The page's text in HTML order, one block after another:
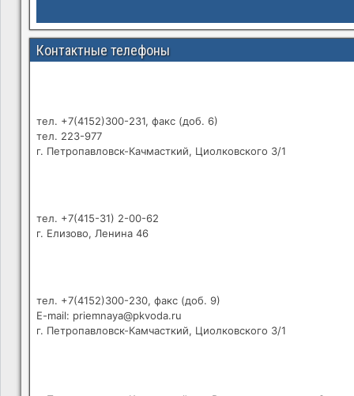
Контактные телефоны
тел. +7(4152)300-231, факс (доб. 6)
тел. 223-977
г. Петропавловск-Качмасткий, Циолковского 3/1
тел. +7(415-31) 2-00-62
г. Елизово, Ленина 46
тел. +7(4152)300-230, факс (доб. 9)
E-mail: priemnaya@pkvoda.ru
г. Петропавловск-Камчасткий, Циолковского 3/1